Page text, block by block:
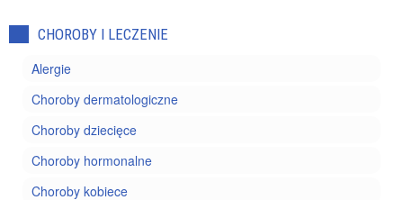
CHOROBY I LECZENIE
Alergie
Choroby dermatologiczne
Choroby dziecięce
Choroby hormonalne
Choroby kobiece